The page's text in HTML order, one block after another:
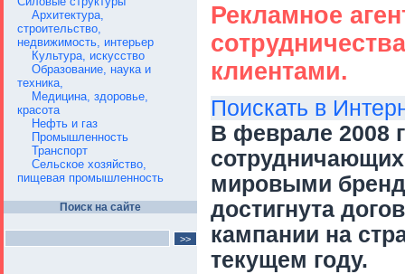
Архитектура,
строительство,
недвижимость, интерьер
Культура, искусство
Образование, наука и
техника,
Медицина, здоровье,
красота
Нефть и газ
Промышленность
Транспорт
Сельское хозяйство,
пищевая промышленность
Поиск на сайте
Рекламное
клиентами.
Поискать в
В феврале 2008
мировыми
достигнута
кампании на
текущем году.